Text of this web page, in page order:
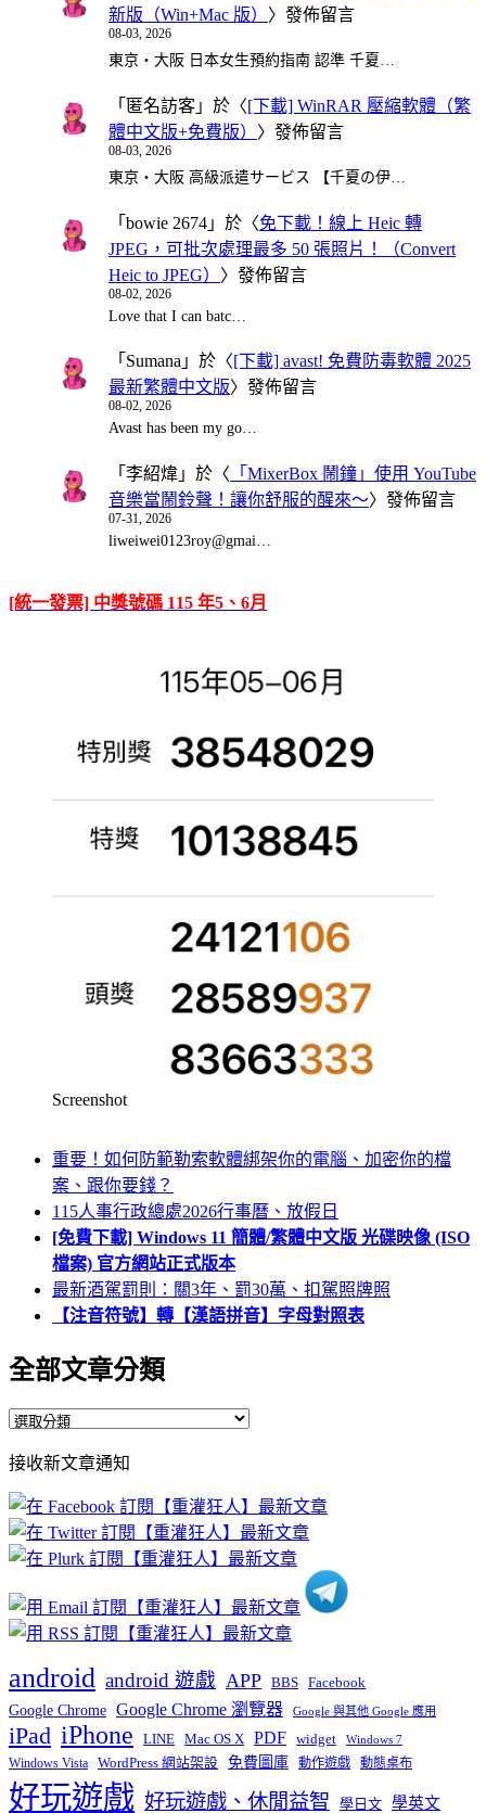
新版（Win+Mac 版） 〉發佈留言
08-03, 2026
東京・大阪 日本女生預約指南 認準 千夏…
「 匿名訪客 」於〈[下載] WinRAR 壓縮軟體（繁
體中文版+免費版） 〉發佈留言
08-03, 2026
東京・大阪 高級派遣サービス 【千夏の伊…
「 bowie 2674 」於〈免下載！線上 Heic 轉
JPEG，可批次處理最多 50 張照片！（Convert
Heic to JPEG） 〉發佈留言
08-02, 2026
Love that I can batc…
「 Sumana 」於〈[下載] avast! 免費防毒軟體 2025
最新繁體中文版〉發佈留言
08-02, 2026
Avast has been my go…
「 李紹煒 」於〈 「MixerBox 鬧鐘」使用 YouTube
音樂當鬧鈴聲！讓你舒服的醒來～〉發佈留言
07-31, 2026
liweiwei0123roy@gmai…
[統一發票] 中獎號碼 115 年5、6月
Screenshot
重要！如何防範勒索軟體綁架你的電腦、加密你的檔
案、跟你要錢？
115人事行政總處2026行事曆、放假日
[免費下載] Windows 11 簡體/繁體中文版 光碟映像 (ISO
檔案) 官方網站正式版本
最新酒駕罰則：關3年、罰30萬、扣駕照牌照
【注音符號】轉【漢語拼音】字母對照表
全部文章分類
全
文
章
分
類
接收新文章通知
android android 遊戲 APP BBS Facebook
Google Chrome Google Chrome 瀏覽器 Google 與其他 Google 應用
iPad iPhone LINE Mac OS X PDF widget Windows 7
Windows Vista WordPress 網站架設 免費圖庫 動作遊戲 動態桌布
好玩遊戲 好玩遊戲、休閒益智 學日文 學英文